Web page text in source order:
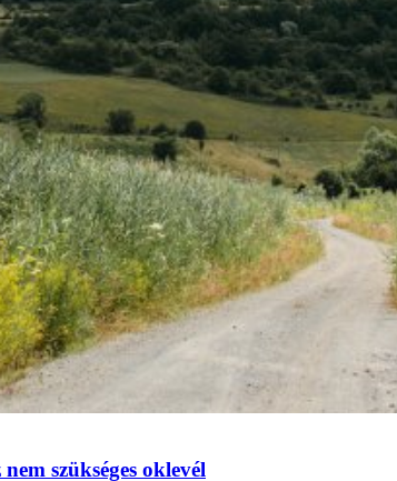
szükséges oklevél